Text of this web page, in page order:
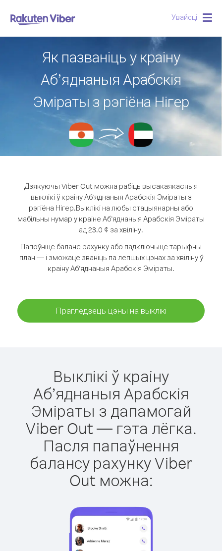
Увайсці
Як пазваніць у краіну
Аб’яднаныя Арабскія
Эміраты з рэгіёна Нігер
Дзякуючы Viber Out можна рабіць высакаякасныя
выклікі ў краіну Аб’яднаныя Арабскія Эміраты з
рэгіёна Нігер.Выклікі на любы стацыянарны або
мабільны нумар у краіне Аб’яднаныя Арабскія Эміраты
ад 23.0 ¢ за хвіліну.
Папоўніце баланс рахунку або падключыце тарыфны
план — і зможаце званіць па лепшых цэнах за хвіліну ў
краіну Аб’яднаныя Арабскія Эміраты.
Прагледзець цэны на выклікі
Выклікі ў краіну
Аб’яднаныя Арабскія
Эміраты з дапамогай
Viber Out — гэта лёгка.
Пасля папаўнення
балансу рахунку Viber
Out можна: